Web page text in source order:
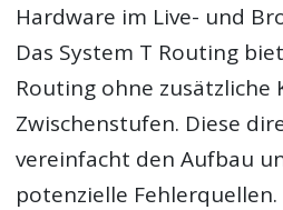
Hardware im Live- und
Das System T Routing
Routing ohne zusätzliche
Zwischenstufen. Diese
vereinfacht den Aufbau
potenzielle Fehlerquellen.